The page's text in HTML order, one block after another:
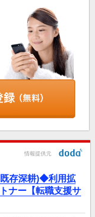
情報提供元
既存深耕)◆利用拡
ナー【転職支援サ